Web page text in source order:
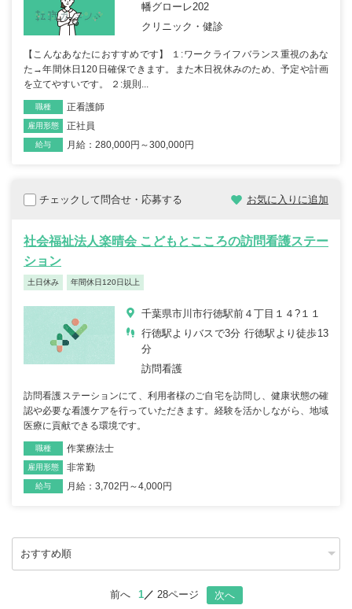
幡グローレ202
クリニック・健診
【こんなあなたにおすすめです】 １:ワークライフバランス重視のあな
た→年間休日120日確保できます。また木日祝休みのため、予定や計画
を立てやすいです。 ２:規則...
職種 正看護師
雇用形態 正社員
給与 月給：280,000円～300,000円
チェックして問合せ・応募する お気に入りに追加
社会福祉法人楽晴会 こどもとこころの訪問看護ステー
ション
土日休み 年間休日120日以上
千葉県市川市行徳駅前４丁目１４?１１
行徳駅よりバスで3分 行徳駅より徒歩13
分
訪問看護
訪問看護ステーションにて、利用者様のご自宅を訪問し、健康状態の確
認や必要な看護ケアを行っていただきます。経験を活かしながら、地域
医療に貢献できる環境です。
職種 作業療法士
雇用形態 非常勤
給与 月給：3,702円～4,000円
前へ 1 28ページ 次へ